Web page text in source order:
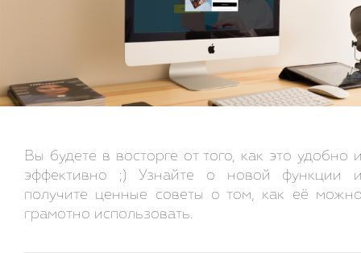
Вы будете в восторге от того, как это удобно
эффективно ;) Узнайте о новой функции
получите ценные советы о том, как её
грамотно использовать.